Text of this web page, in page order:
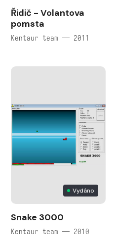
Řidič - Volantova
pomsta
Kentaur team — 2011
Vydáno
Snake 3000
Kentaur team — 2010